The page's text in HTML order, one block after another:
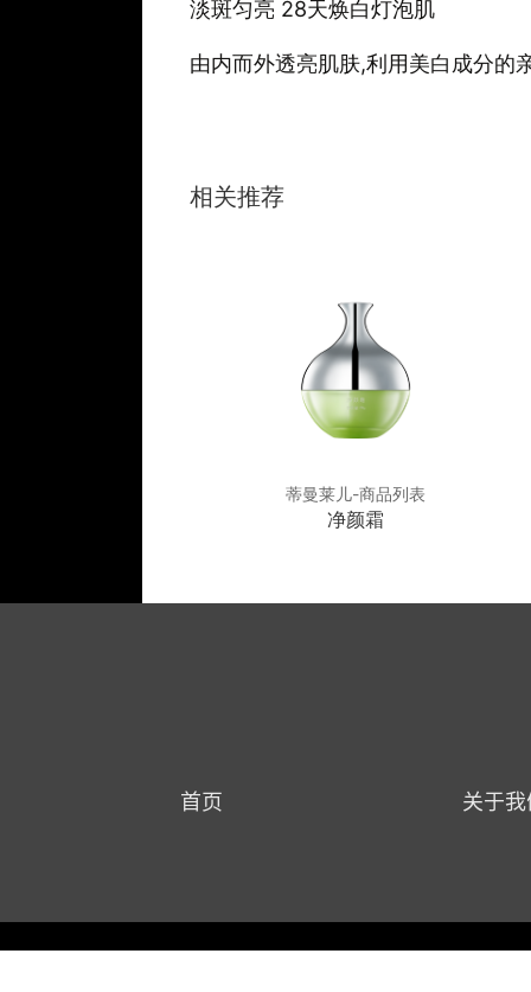
淡斑匀亮 28天焕白灯泡肌
由内而外透亮肌肤,利用美白成分的
相关推荐
蒂曼莱儿-商品列表
净颜霜
首页 关于